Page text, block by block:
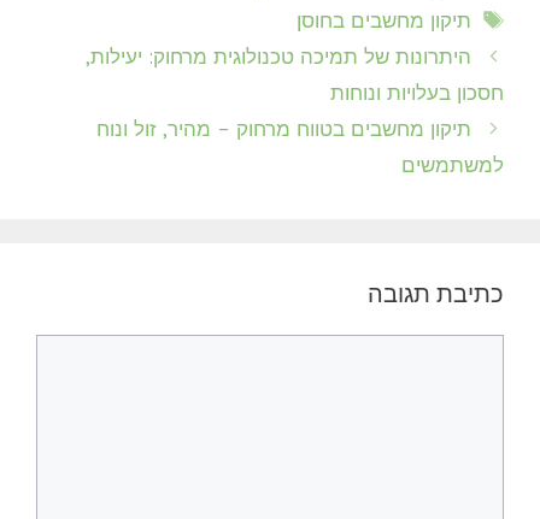
תגיות
תיקון מחשבים בחוסן
היתרונות של תמיכה טכנולוגית מרחוק: יעילות,
חסכון בעלויות ונוחות
תיקון מחשבים בטווח מרחוק – מהיר, זול ונוח
למשתמשים
כתיבת תגובה